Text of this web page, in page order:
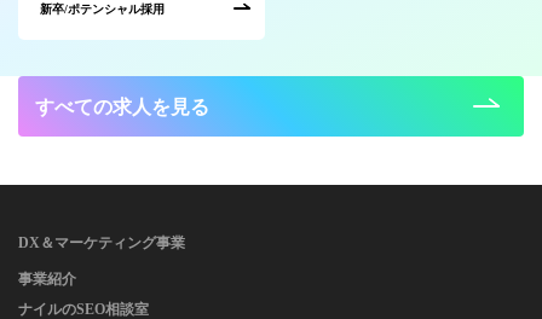
新卒/ポテンシャル採用
すべての求人を見る
DX＆マーケティング事業
事業紹介
ナイルのSEO相談室